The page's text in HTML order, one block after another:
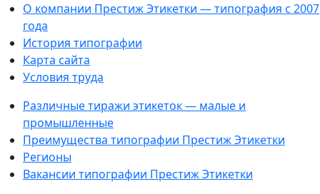
О компании Престиж Этикетки — типография с 2007
года
История типографии
Карта сайта
Условия труда
Различные тиражи этикеток — малые и
промышленные
Преимущества типографии Престиж Этикетки
Регионы
Вакансии типографии Престиж Этикетки